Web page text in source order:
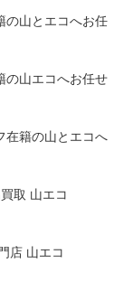
の山とエコへお任
の山エコへお任せ
在籍の山とエコへ
取 山エコ
店 山エコ